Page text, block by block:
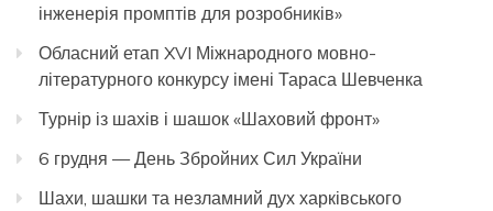
інженерія промптів для розробників»
Обласний етап XVI Міжнародного мовно-
літературного конкурсу імені Тараса Шевченка
Турнір із шахів і шашок «Шаховий фронт»
6 грудня — День Збройних Сил України
Шахи, шашки та незламний дух харківського